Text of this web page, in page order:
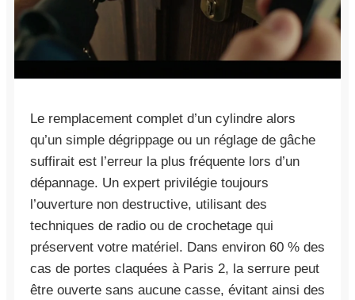
Le remplacement complet d’un cylindre alors
qu’un simple dégrippage ou un réglage de gâche
suffirait est l’erreur la plus fréquente lors d’un
dépannage. Un expert privilégie toujours
l’ouverture non destructive, utilisant des
techniques de radio ou de crochetage qui
préservent votre matériel. Dans environ 60 % des
cas de portes claquées à Paris 2, la serrure peut
être ouverte sans aucune casse, évitant ainsi des